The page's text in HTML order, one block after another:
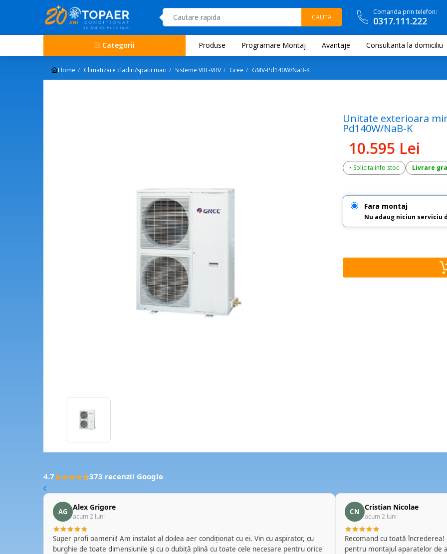
Comanda prin telefon:
0317.111.222
Categorii Produse Programare Montaj Avantaje Consultanta la domiciliu
Home Climatizare cladiri/spatii mari Sisteme VRF-VRV Gree GMV-Pd140W/NaB-K
Unitate exterioara
Pd140W/NaB-K
10.595 Lei
• Solicita info stoc Livrare
Fara montaj
Nu adaug niciun serviciu
4.7 373 recenzii Google
AG Alex Grigore
acum 2 luni
Super profi oamenii! Am instalat al doilea aer condiționat cu ei. Vin cu aspirator, cu
burghie de toate dimensiunile și cu o dubiță plină cu toate cele necesare pentru orice
CN Cristian Nicolae
acum 2 luni
Recomand cu toată încrederea! Este deja a treia oară când apelez la această echipă
pentru montajul aparatelor de aer condiționat și, de